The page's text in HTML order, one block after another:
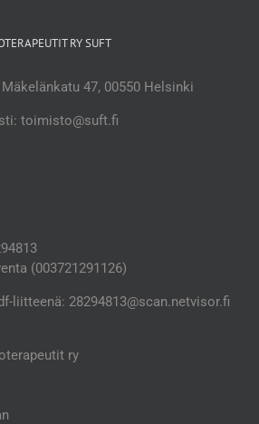
RY SUFT
47, 00550 Helsinki
toimisto@suft.fi
(003721291126)
liitteenä: 28294813@scan.netvisor.fi
ry